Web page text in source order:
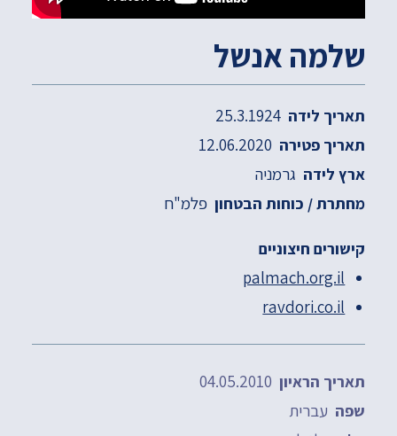
שלמה אנשל
תאריך לידה 25.3.1924
תאריך פטירה
ארץ לידה גרמניה
מחתרת / כוחות הבטחון פלמ"ח
קישורים חיצוניים
palmach.org.il
ravdori.co.il
תאריך הראיון
שפה עברית